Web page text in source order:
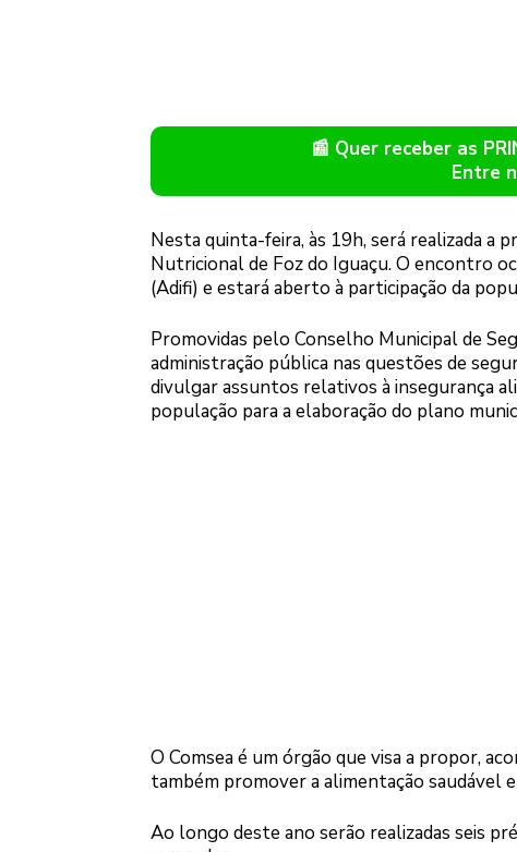
📰 Quer receber as
Entre
Nesta quinta-feira, às 19h, será realizada a
Nutricional de Foz do Iguaçu. O encontro
(Adifi) e estará aberto à participação da
Promovidas pelo Conselho Municipal de
administração pública nas questões de
divulgar assuntos relativos à insegurança
população para a elaboração do plano
O Comsea é um órgão que visa a propor,
também promover a alimentação saudável
Ao longo deste ano serão realizadas seis